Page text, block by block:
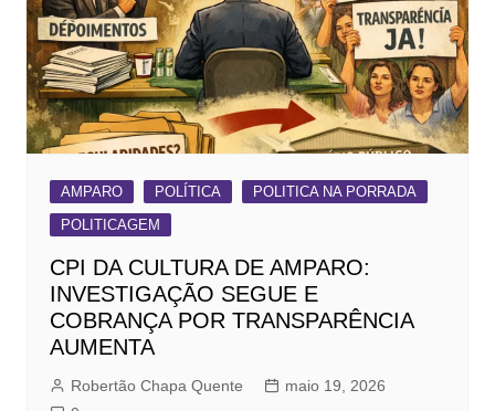
AMPARO POLÍTICA
POLITICA NA PORRADA
POLITICAGEM
CPI DA CULTURA DE AMPARO:
INVESTIGAÇÃO SEGUE E
COBRANÇA POR TRANSPARÊNCIA
AUMENTA
Robertão Chapa Quente
maio 19, 2026